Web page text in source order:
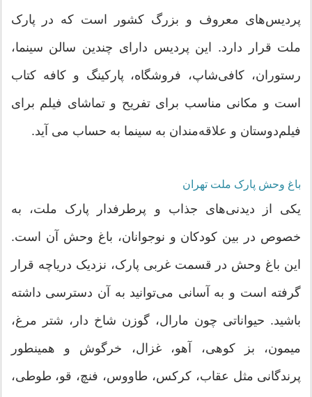
پردیس‌های معروف و بزرگ کشور است که در پارک
ملت قرار دارد. این پردیس دارای چندین سالن سینما،
رستوران، کافی‌شاپ، فروشگاه، پارکینگ و کافه کتاب
است و مکانی مناسب برای تفریح و تماشای فیلم برای
فیلم‌دوستان و علاقه‌مندان به سینما به حساب می آید.
باغ وحش پارک ملت تهران
یکی از دیدنی‌های جذاب و پرطرفدار پارک ملت، به‌
خصوص در بین کودکان و نوجوانان، باغ وحش آن است.
این باغ وحش در قسمت غربی پارک، نزدیک دریاچه قرار
گرفته است و به‌ آسانی می‌توانید به آن دسترسی داشته
باشید. حیواناتی چون مارال، گوزن شاخ دار، شتر مرغ،
میمون، بز کوهی، آهو، غزال، خرگوش و همینطور
پرندگانی مثل عقاب، کرکس، طاووس، فنچ، قو، طوطی،